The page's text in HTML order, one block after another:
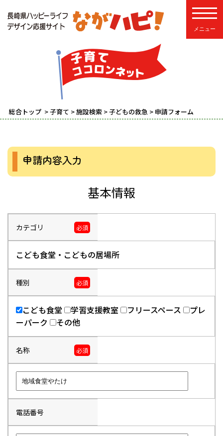
総合トップ >子育て >施設検索 >子どもの救急 > 申請フォーム
申請内容入力
基本情報
カテゴリ 必須
こども食堂・こどもの居場所
種別 必須
こども食堂 学習支援教室 フリースペース
プレ
ーパーク
その他
名称 必須
電話番号